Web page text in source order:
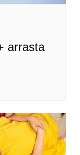
arrasta